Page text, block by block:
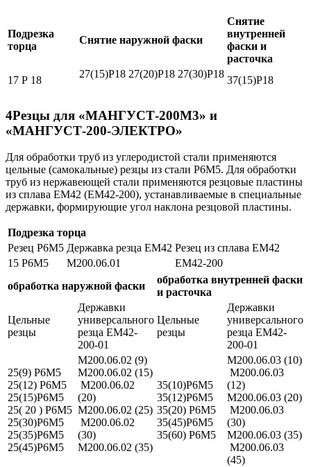
Подрезка
торца
Снятие наружной фаски
Снятие
внутренней
фаски и
расточка
17 Р 18
27(15)Р18 27(20)Р18 27(30)Р18
37(15)P18
4Резцы для «МАНГУСТ-200М3» и
«МАНГУСТ-200-ЭЛЕКТРО»
Для обработки труб из углеродистой стали применяются
цельные (самокальные) резцы из стали Р6М5. Для обработки
труб из нержавеющей стали применяются резцовые пластины
из сплава EM42 (ЕМ42-200), устанавливаемые в специальные
державки, формирующие угол наклона резцовой пластины.
Подрезка торца
Резец Р6М5 Державка резца ЕМ42 Резец из сплава ЕМ42
15 Р6М5
М200.06.01
ЕМ42-200
обработка наружной фаски
обработка внутренней фаски
и расточка
Цельные
резцы
Державки
универсального
резца ЕМ42-
200-01
Цельные
резцы
Державки
универсального
резца ЕМ42-
200-01
25(9) Р6М5
25(12) Р6М5
25(15)Р6М5
25( 20 ) Р6М5
25(30)Р6М5
25(35)Р6М5
25(45)Р6М5
M200.06.02 (9)
M200.06.02 (15)
M200.06.02
(20)
M200.06.02 (25)
M200.06.02
(30)
M200.06.02 (35)
35(10)Р6М5
35(12)Р6М5
35(20) Р6М5
35(45)Р6М5
35(60) Р6М5
M200.06.03 (10)
M200.06.03
(12)
M200.06.03 (20)
M200.06.03
(30)
M200.06.03 (35)
M200.06.03
(45)